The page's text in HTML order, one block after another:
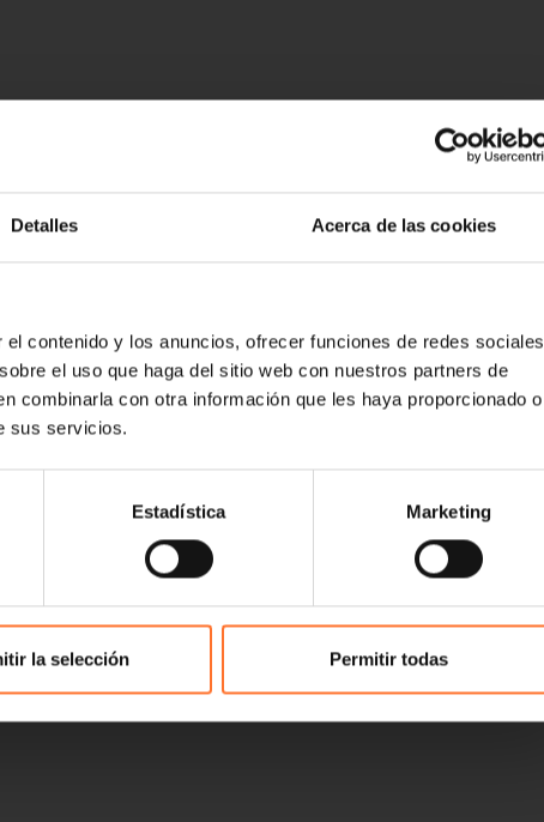
Detalles Acerca de las cookies
contenido y los anuncios, ofrecer funciones de redes sociales
el uso que haga del sitio web con nuestros partners de
combinarla con otra información que les haya proporcionado o
sus servicios.
Estadística Marketing
la selección Permitir todas